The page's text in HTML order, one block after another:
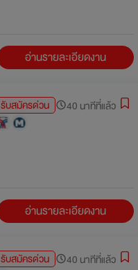
อ่านรายละเอียดงาน
รับสมัครด่วน 40 นาทีที่แล้ว
อ่านรายละเอียดงาน
รับสมัครด่วน 40 นาทีที่แล้ว